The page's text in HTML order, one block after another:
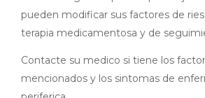
pueden modificar sus factores de
terapia medicamentosa y de
Contacte su medico si tiene los
mencionados y los sintomas de